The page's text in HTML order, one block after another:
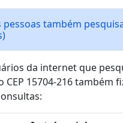
pessoas também
da internet que
CEP 15704-216 também